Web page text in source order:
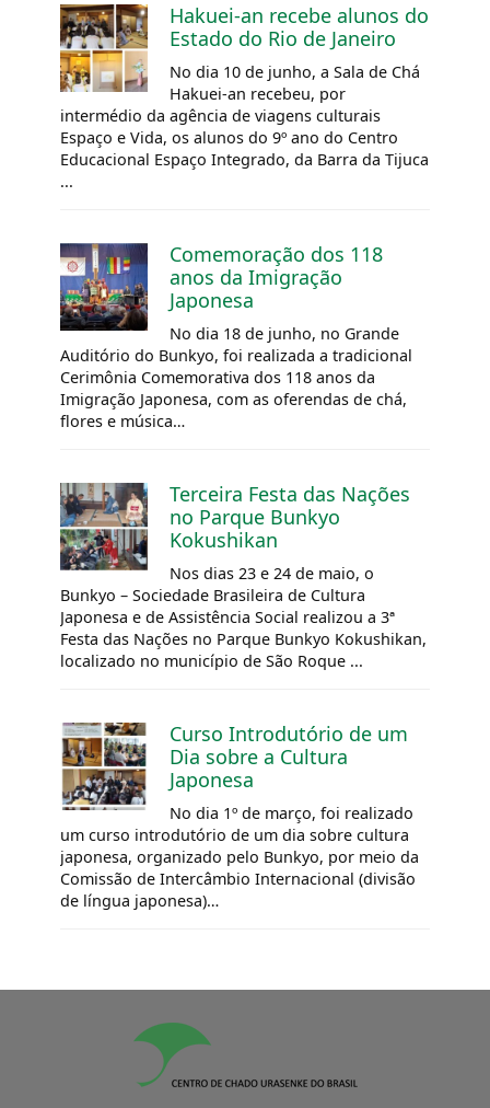
Hakuei-an recebe alunos do
Estado do Rio de Janeiro
No dia 10 de junho, a Sala de Chá
Hakuei-an recebeu, por
intermédio da agência de viagens culturais
Espaço e Vida, os alunos do 9º ano do Centro
Educacional Espaço Integrado, da Barra da Tijuca
...
Comemoração dos 118
anos da Imigração
Japonesa
No dia 18 de junho, no Grande
Auditório do Bunkyo, foi realizada a tradicional
Cerimônia Comemorativa dos 118 anos da
Imigração Japonesa, com as oferendas de chá,
flores e música…
Terceira Festa das Nações
no Parque Bunkyo
Kokushikan
Nos dias 23 e 24 de maio, o
Bunkyo – Sociedade Brasileira de Cultura
Japonesa e de Assistência Social realizou a 3ª
Festa das Nações no Parque Bunkyo Kokushikan,
localizado no município de São Roque ...
Curso Introdutório de um
Dia sobre a Cultura
Japonesa
No dia 1º de março, foi realizado
um curso introdutório de um dia sobre cultura
japonesa, organizado pelo Bunkyo, por meio da
Comissão de Intercâmbio Internacional (divisão
de língua japonesa)…